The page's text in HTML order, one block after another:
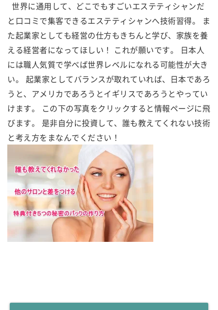
世界に通用して、どこでもすごいエステティシャンだ
と口コミで集客できるエステティシャンへ技術習得。 ま
た起業家としても経営の仕方もきちんと学び、家族を養
える経営者になってほしい！ これが願いです。 日本人
には職人気質で学べば世界レベルになれる可能性が大き
い。 起業家としてバランスが取れていれば、日本であろ
うと、アメリカであろうとイギリスであろうとやってい
けます。 この下の写真をクリックすると情報ページに飛
びます。 是非自分に投資して、誰も教えてくれない技術
と考え方をまなんでください！